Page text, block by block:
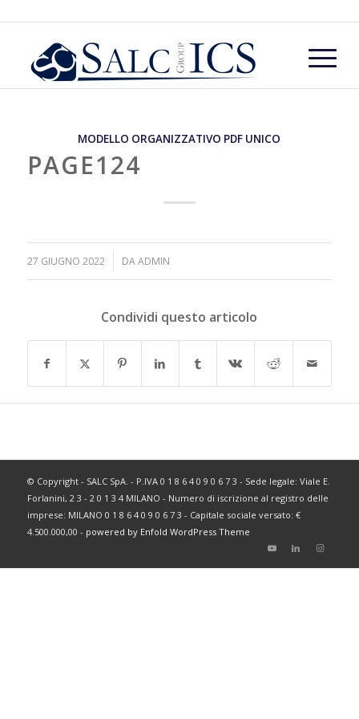
MODELLO ORGANIZZATIVO PDF UNICO
PAGE124
27 GIUGNO 2022 DAADMIN
Condividi questo articolo
© Copyright - SALC SpA. - P.IVA 0 1 8 6 4 0 9 0 6 7 3 - Sede legale: Viale E.
Forlanini, 2 3 - 2 0 1 3 4 MILANO - Numero di iscrizione al registro delle
imprese: MILANO 0 1 8 6 4 0 9 0 6 7 3 - Capitale sociale versato: €
4.500.000,00 - powered by Enfold WordPress Theme